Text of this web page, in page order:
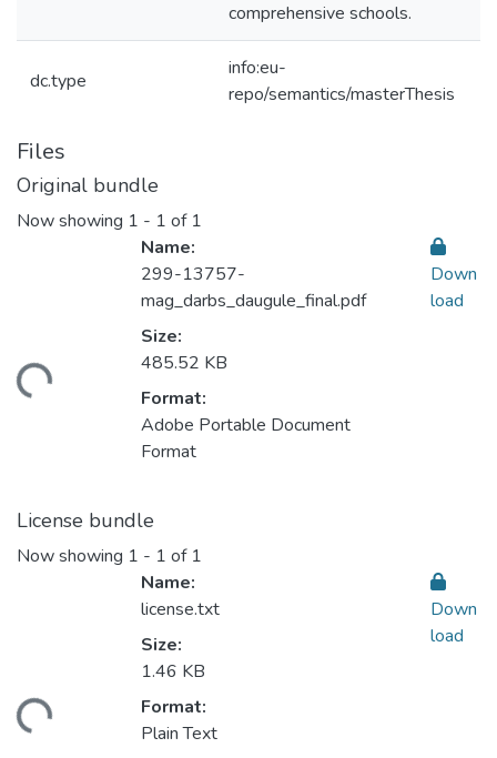
comprehensive schools.
dc.type
info:eu-
repo/semantics/masterThesis
Files
Original bundle
Now showing 1 - 1 of 1
Name:
299-13757-
mag_darbs_daugule_final.pdf
Size:
485.52 KB
Format:
Adobe Portable Document
Format
Down
load
License bundle
Now showing 1 - 1 of 1
Name:
license.txt
Size:
1.46 KB
Format:
Plain Text
Down
load